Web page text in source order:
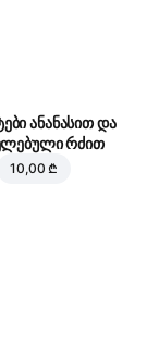
ანანასით და
რძით
10,00 ₾